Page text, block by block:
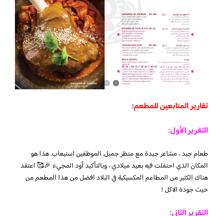
تقارير المتابعين للمطعم:
التقرير الأول:
طعام جيد ، مشاعر جيدة مع منظر جميل. الموظفين استيعاب. هذا هو
المكان الذي احتفلت فيه بعيد ميلادي ، وبالتأكيد أود المجيء 🎉🥰اعتقد
هناك الكثير من المطاعم المكسيكية في البلاد افضل من هذا المطعم من
حيث جودة الاكل !